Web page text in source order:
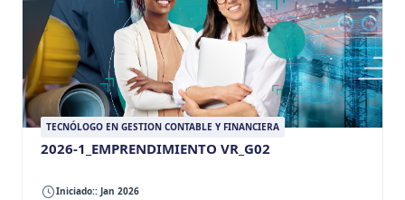
TECNÓLOGO EN GESTION CONTABLE Y FINANCIERA
2026-1_EMPRENDIMIENTO VR_G02
Iniciado:: Jan 2026